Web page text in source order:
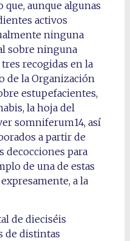
que, aunque algunas
activos
ninguna
sobre ninguna
recogidas en la
de la Organización
estupefacientes,
la hoja del
somniferum14, así
a partir de
decocciones para
de una de estas
a la
de dieciséis
de distintas